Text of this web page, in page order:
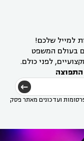
למייל שלכם!
בעולם המשפט
לפני כולם.
ועדכונים מאתר פסק